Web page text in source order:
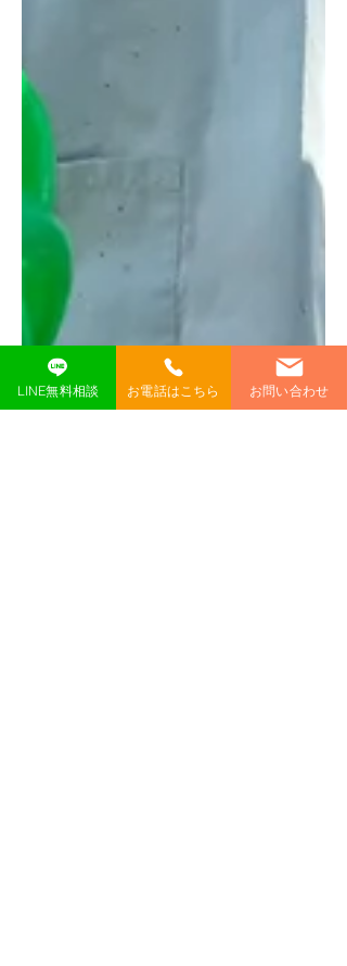
LINE無料相談 お電話はこちら お問い合わせ